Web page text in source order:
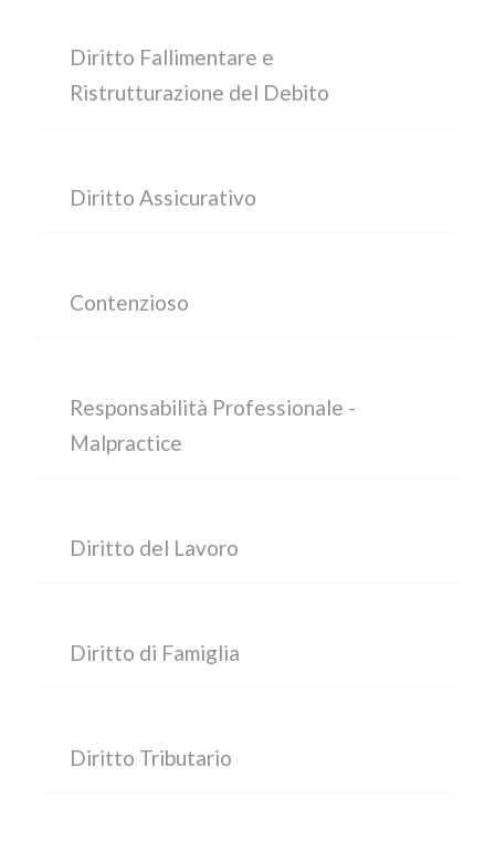
Diritto Fallimentare e
Ristrutturazione del Debito
Diritto Assicurativo
Contenzioso
Responsabilità Professionale -
Malpractice
Diritto del Lavoro
Diritto di Famiglia
Diritto Tributario